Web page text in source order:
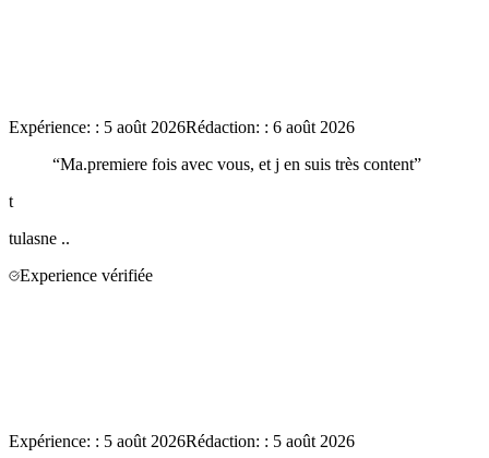
Expérience: : 5 août 2026Rédaction: : 6 août 2026
“Ma.premiere fois avec vous, et j en suis très content”
t
tulasne ..
Experience vérifiée
Expérience: : 5 août 2026Rédaction: : 5 août 2026